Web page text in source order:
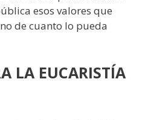
esos valores que
de cuanto lo pueda
LA EUCARISTÍA